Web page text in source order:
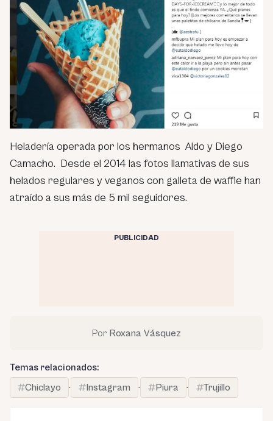
Heladería operada por los hermanos Aldo y Diego
Camacho. Desde el 2014 las fotos llamativas de sus
helados regulares y veganos con galleta de waffle han
atraído a sus más de 5 mil seguidores.
PUBLICIDAD
Por Roxana Vásquez
Temas relacionados:
Chiclayo
· Instagram · Piura · Trujillo